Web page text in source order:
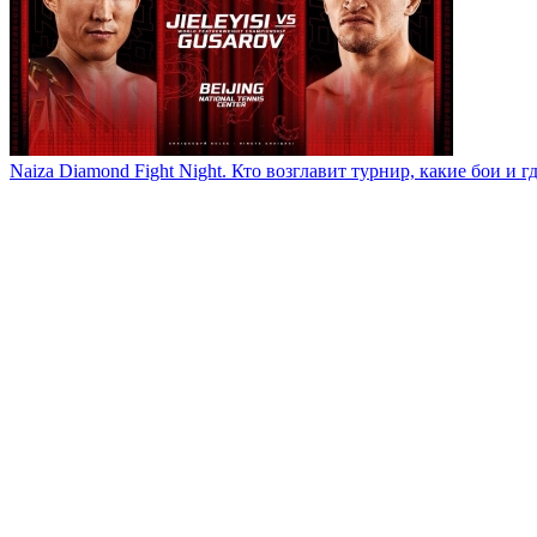
Naiza Diamond Fight Night. Кто возглавит турнир, какие бои и